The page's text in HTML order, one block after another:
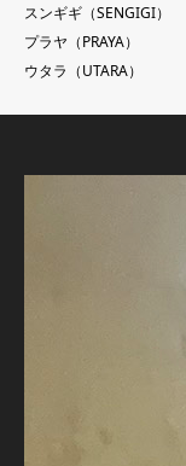
スンギギ（SENGIGI）
プラヤ（PRAYA）
ウタラ（UTARA）